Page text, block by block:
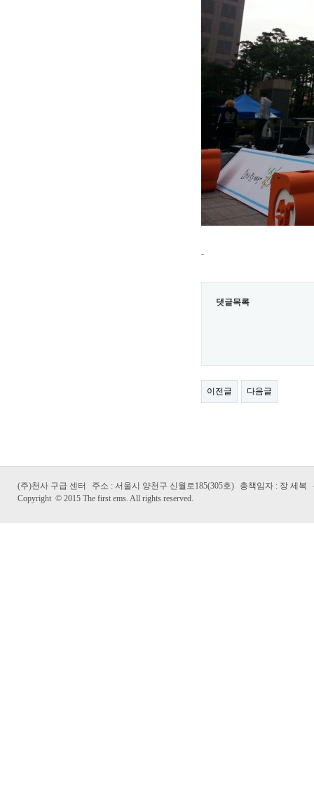
-
댓글목록
이전글 다음글
(주)천사 구급 센터 주소 : 서울시 양천구 신월로185(305호) 총책임자 : 장 세복
Copyright © 2015 The first ems. All rights reserved.